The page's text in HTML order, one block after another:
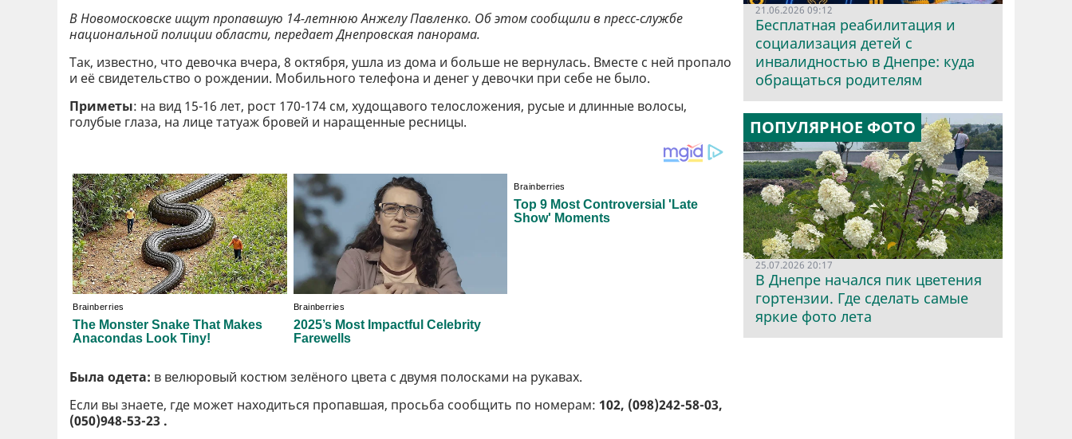
В Новомосковске ищут пропавшую 14-летнюю Анжелу Павленко. Об этом сообщили в пресс-службе
национальной полиции области, передает Днепровская панорама.
Так, известно, что девочка вчера, 8 октября, ушла из дома и больше не вернулась. Вместе с ней пропало
и её свидетельство о рождении. Мобильного телефона и денег у девочки при себе не было.
Приметы: на вид 15-16 лет, рост 170-174 см, худощавого телосложения, русые и длинные волосы,
голубые глаза, на лице татуаж бровей и наращенные ресницы.
Была одета: в велюровый костюм зелёного цвета с двумя полосками на рукавах.
Если вы знаете, где может находиться пропавшая, просьба сообщить по номерам: 102, (098)242-58-03,
(050)948-53-23 .
21.06.2026 09:12
Бесплатная реабилитация и
социализация детей с
инвалидностью в Днепре: куда
обращаться родителям
ПОПУЛЯРНОЕ ФОТО
25.07.2026 20:17
В Днепре начался пик цветения
гортензии. Где сделать самые
яркие фото лета